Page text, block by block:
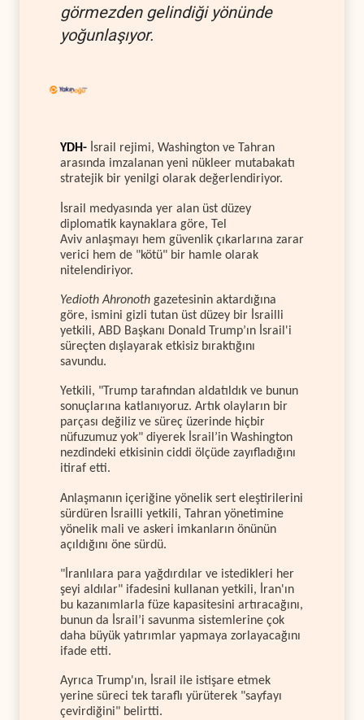
görmezden gelindiği yönünde
yoğunlaşıyor.
YDH- İsrail rejimi, Washington ve Tahran
arasında imzalanan yeni nükleer mutabakatı
stratejik bir yenilgi olarak değerlendiriyor.
İsrail medyasında yer alan üst düzey
diplomatik kaynaklara göre, Tel
Aviv anlaşmayı hem güvenlik çıkarlarına zarar
verici hem de "kötü" bir hamle olarak
nitelendiriyor.
Yedioth Ahronoth gazetesinin aktardığına
göre, ismini gizli tutan üst düzey bir İsrailli
yetkili, ABD Başkanı Donald Trump’ın İsrail'i
süreçten dışlayarak etkisiz bıraktığını
savundu.
Yetkili, "Trump tarafından aldatıldık ve bunun
sonuçlarına katlanıyoruz. Artık olayların bir
parçası değiliz ve süreç üzerinde hiçbir
nüfuzumuz yok" diyerek İsrail’in Washington
nezdindeki etkisinin ciddi ölçüde zayıfladığını
itiraf etti.
Anlaşmanın içeriğine yönelik sert eleştirilerini
sürdüren İsrailli yetkili, Tahran yönetimine
yönelik mali ve askeri imkanların önünün
açıldığını öne sürdü.
"İranlılara para yağdırdılar ve istedikleri her
şeyi aldılar" ifadesini kullanan yetkili, İran'ın
bu kazanımlarla füze kapasitesini artıracağını,
bunun da İsrail’i savunma sistemlerine çok
daha büyük yatırımlar yapmaya zorlayacağını
ifade etti.
Ayrıca Trump'ın, İsrail ile istişare etmek
yerine süreci tek taraflı yürüterek "sayfayı
çevirdiğini" belirtti.